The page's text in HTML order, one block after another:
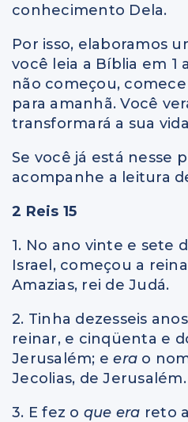
conhecimento Dela.
Por isso, elaboramos
você leia a Bíblia em 1
não começou,
para amanhã. Você
transformará a sua
Se você já está nesse
acompanhe a leitura
2 Reis 15
1. No ano vinte e sete
Israel, começou a
Amazias, rei de Judá.
2. Tinha dezesseis
reinar, e cinqüenta e
Jerusalém; eera o
Jecolias, de Jerusalém.
3. E fez o que era reto